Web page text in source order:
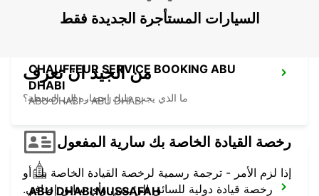
CHAUFFEUR SERVICE BOOKING ABU
DHABI
ABU DHABI - ABU DHABI
ABU DHABI MUSSAFAH
السيارات المستأجرة الجديدة فقط
من الجيد ان تعرف
ما الذي يجب عليك إحضاره إلى المحطة؟
رخصة القيادة الخاصة بك سارية المفعول
إذا لزم الأمر - ترجمة رسمية لرخصة القيادة الخاصة بك أو
رخصة قيادة دولية للسائق الرئيسي وأي سائق إضافي.